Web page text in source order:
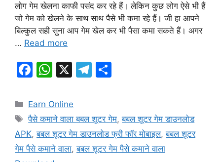
लोग गेम खेलना काफी पसंद कर रहे हैं। लेकिन कुछ लोग ऐसे भी हैं
जो गेम को खेलने के साथ साथ पैसे भी कमा रहे हैं। जी हा आपने
बिल्कुल सही सुना आप गेम खेल कर भी पैसा कमा सकते हैं। अगर
… Read more
F
c
e
b
o
W
at
s
A
p
X
T
gr
a
m
e
Categories
Earn Online
Tags
पैसे कमाने वाला बबल शूटर गेम,बबल शूटर गेम डाउनलोड
APK,बबल शूटर गेम डाउनलोड फ्री फॉर मोबाइल,बबल शूटर
गेम पैसे कमाने वाला,बबल शूटर गेम पैसे कमाने वाला